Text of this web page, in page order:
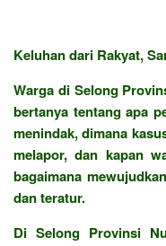
Keluhan dari Rakyat,
Warga di Selong
bertanya tentang apa
menindak, dimana
melapor, dan kapan
bagaimana
dan teratur.
Di Selong Provinsi